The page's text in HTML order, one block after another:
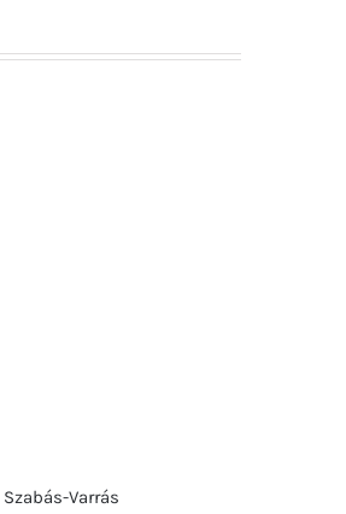
Szabás-Varrás